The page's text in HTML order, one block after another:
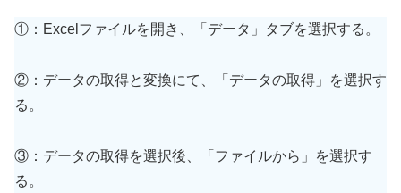
①：Excelファイルを開き、「データ」タブを選択する。
②：データの取得と変換にて、「データの取得」を選択す
る。
③：データの取得を選択後、「ファイルから」を選択す
る。